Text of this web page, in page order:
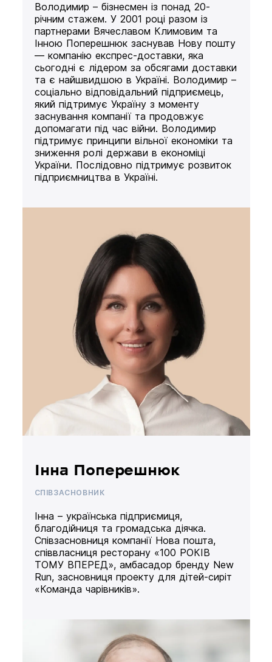
Володимир – бізнесмен із понад 20-
річним стажем. У 2001 році разом із
партнерами Вячеславом Климовим та
Інною Поперешнюк заснував Нову пошту
— компанію експрес-доставки, яка
сьогодні є лідером за обсягами доставки
та є найшвидшою в Україні. Володимир –
соціально відповідальний підприємець,
який підтримує Україну з моменту
заснування компанії та продовжує
допомагати під час війни. Володимир
підтримує принципи вільної економіки та
зниження ролі держави в економіці
України. Послідовно підтримує розвиток
підприємництва в Україні.
Інна Поперешнюк
СПІВЗАСНОВНИК
Інна – українська підприємиця,
благодійниця та громадська діячка.
Співзасновниця компанії Нова пошта,
співвласниця ресторану «100 РОКІВ
ТОМУ ВПЕРЕД», амбасадор бренду New
Run, засновниця проекту для дітей-сиріт
«Команда чарівників».